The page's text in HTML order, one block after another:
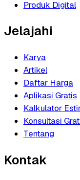
Produk Digital
Jelajahi
Karya
Artikel
Daftar Harga
Aplikasi Gratis
Kalkulator
Konsultasi
Tentang
Kontak